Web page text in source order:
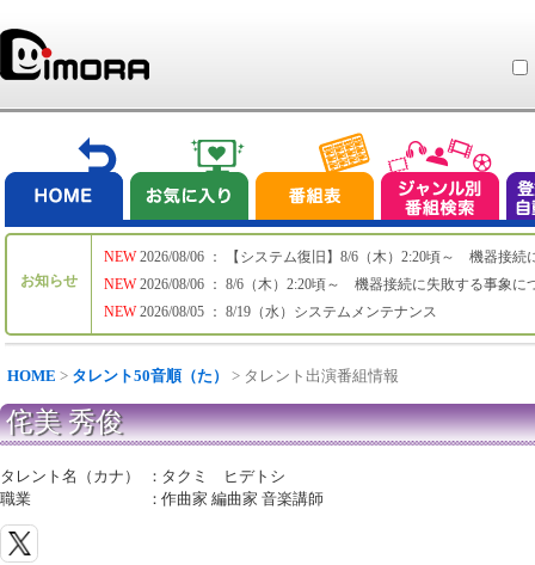
お知らせ
NEW
NEW
NEW
2026/08/06 ： 【システム復旧】8/6（木）2:20頃～ 機器接続
2026/08/06 ： 8/6（木）2:20頃～ 機器接続に失敗する事象に
2026/08/05 ： 8/19（水）システムメンテナンス
HOME > タレント50音順（た） > タレント出演番組情報
侘美 秀俊
タレント名（カナ） ： タクミ ヒデトシ
職業
：作曲家 編曲家 音楽講師